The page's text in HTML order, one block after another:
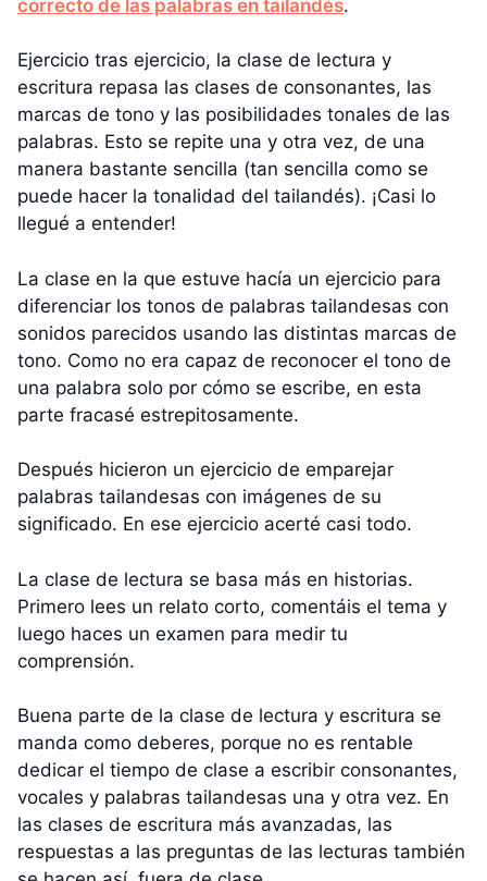
correcto de las palabras en tailandés.
Ejercicio tras ejercicio, la clase de lectura y
escritura repasa las clases de consonantes, las
marcas de tono y las posibilidades tonales de las
palabras. Esto se repite una y otra vez, de una
manera bastante sencilla (tan sencilla como se
puede hacer la tonalidad del tailandés). ¡Casi lo
llegué a entender!
La clase en la que estuve hacía un ejercicio para
diferenciar los tonos de palabras tailandesas con
sonidos parecidos usando las distintas marcas de
tono. Como no era capaz de reconocer el tono de
una palabra solo por cómo se escribe, en esta
parte fracasé estrepitosamente.
Después hicieron un ejercicio de emparejar
palabras tailandesas con imágenes de su
significado. En ese ejercicio acerté casi todo.
La clase de lectura se basa más en historias.
Primero lees un relato corto, comentáis el tema y
luego haces un examen para medir tu
comprensión.
Buena parte de la clase de lectura y escritura se
manda como deberes, porque no es rentable
dedicar el tiempo de clase a escribir consonantes,
vocales y palabras tailandesas una y otra vez. En
las clases de escritura más avanzadas, las
respuestas a las preguntas de las lecturas también